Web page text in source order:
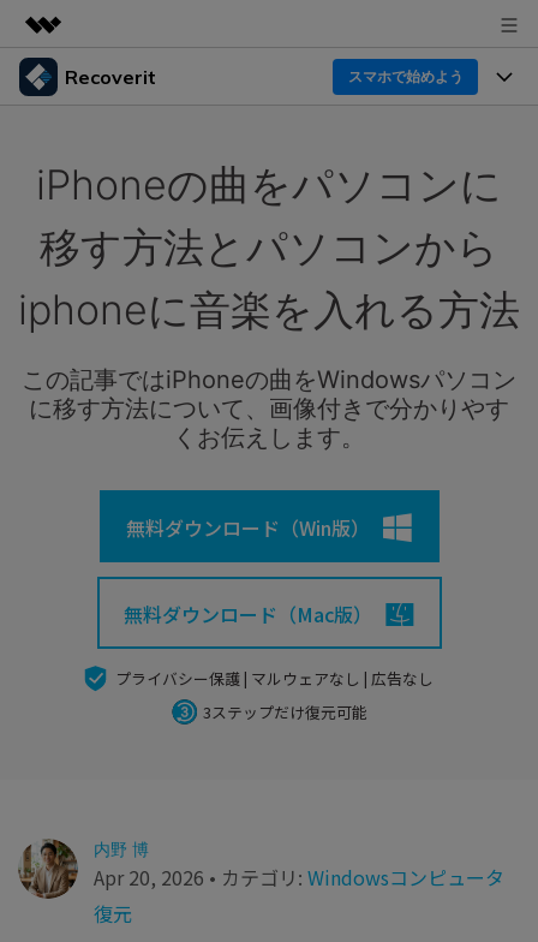
製品
企業情報
プラン＆価格
サポート
Recoverit スマホで始めよう
Recoverit for Windows
Windowsデータ復元ならRecoverit！確実な復元技術と
スマホで始めよう
Recoverit for Mac
AI
スマホで始めよう
Recoverit 無料版
消えたデータ/ 誤削除したデータも完全無料で復元
関連製品（データ修復/ バックアップ）
Repairit - データ修復
UBackit - データバックアップ
機能一覧
ドライブから復元
削除されたメディアを復元
独自の復元ソリューション 新着
ドキュメントを復元
データ復元事例
データ復元
外付けデバイス復元
パソコン復元
Recoveritとは
データ復元の専門家
カスタマーストーリー
人気内容
Recoveritをよりよく活用
操作ガイド
search
スマホで始めよう
iPhoneの曲をパソコンに
移す方法とパソコンから
iphoneに音楽を入れる方法
この記事ではiPhoneの曲をWindowsパソコン
に移す方法について、画像付きで分かりやす
くお伝えします。
無料ダウンロード（Win版）
無料ダウンロード（Mac版）
プライバシー保護 | マルウェアなし | 広告なし
3ステップだけ復元可能
内野 博
Apr 20, 2026 • カテゴリ: Windowsコンピュータ
復元